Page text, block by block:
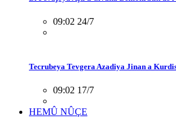
09:02 24/7
Tecrubeya Tevgera Azadiya Jinan a
09:02 17/7
HEMÛ NÛÇE